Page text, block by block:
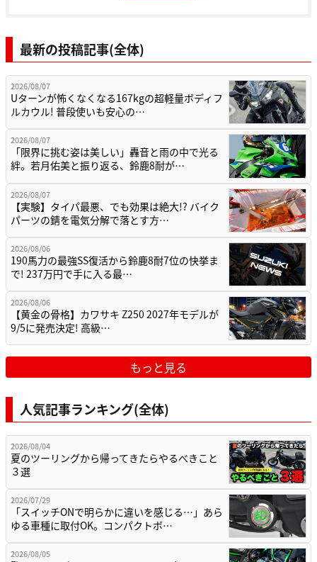
最新の投稿記事(全体)
2026/08/07
Uターンが怖くなくなる167kgの超軽量ボディフ
ルカウル! 普段使いも安心の…
2026/08/07
「限界に挑む姿は美しい」轟音と雨の中で光る
絆。若月佑美と振り返る、鈴鹿8耐が…
2026/08/07
【実験】タイパ最悪、でも効果は絶大!? バイク
パーツの錆を電気分解で落とす方…
2026/08/06
190馬力の最強SS復活から鈴鹿8耐7位の快挙ま
で! 237万円で手に入る最…
2026/08/06
【黄金の骨格】カワサキ Z250 2027年モデルが
9/5に発売決定! 高級…
もっと見る
人気記事ランキング(全体)
2026/08/04
夏のツーリングから帰ってきたらやるべきこと
３選
2026/07/29
「スイッチONで明らかに違いを感じる…」あら
ゆる車種に取付OK。コンパクトボ…
2026/08/05